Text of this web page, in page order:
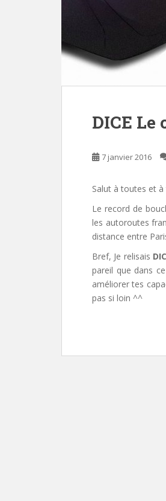
DICE Le
7 janvier 2016
Salut à toutes et à
Le record de
les autoroutes
distance entre
Bref, Je relisais
pareil que dans
améliorer tes
pas si loin ^^